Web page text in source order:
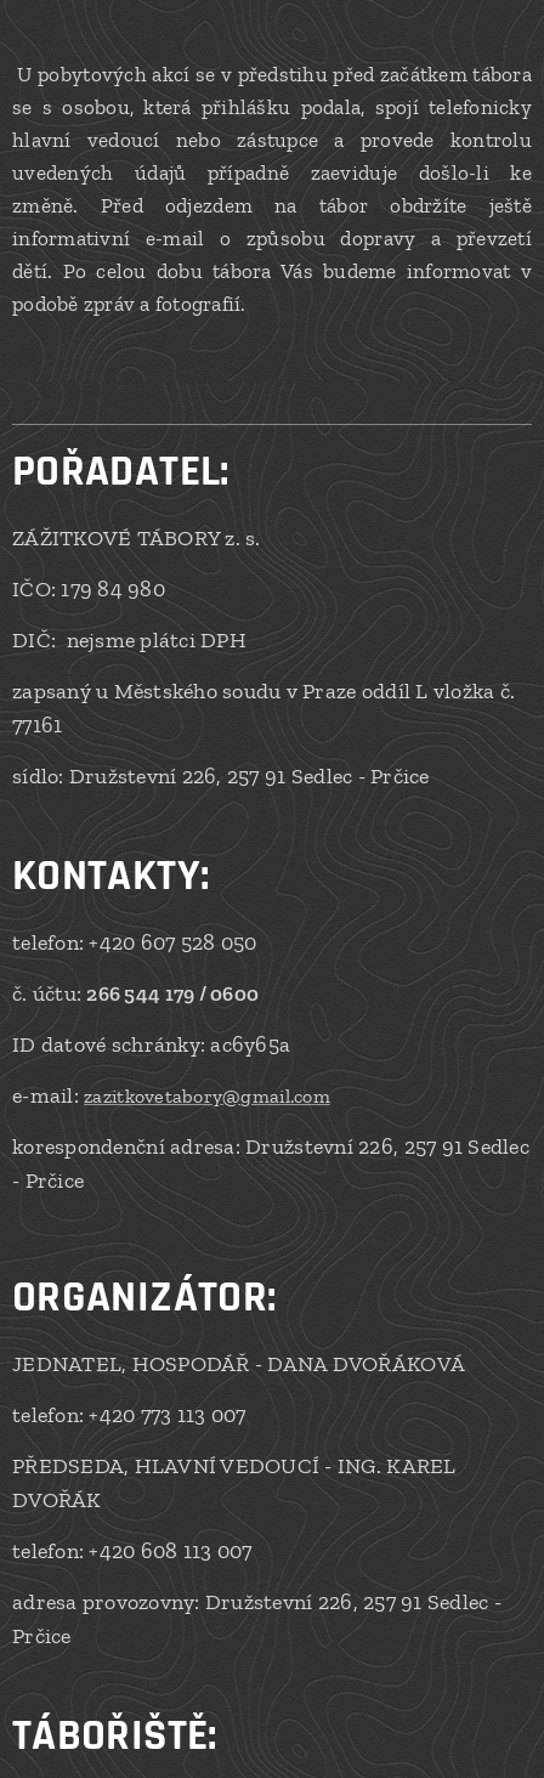
U pobytových akcí se v předstihu před začátkem tábora
se s osobou, která přihlášku podala, spojí telefonicky
hlavní vedoucí nebo zástupce a provede kontrolu
uvedených údajů případně zaeviduje došlo-li ke
změně. Před odjezdem na tábor obdržíte ještě
informativní e-mail o způsobu dopravy a převzetí
dětí. Po celou dobu tábora Vás budeme informovat v
podobě zpráv a fotografií.
POŘADATEL:
ZÁŽITKOVÉ TÁBORY z. s.
IČO: 179 84 980
DIČ: nejsme plátci DPH
zapsaný u Městského soudu v Praze oddíl L vložka č.
77161
sídlo: Družstevní 226, 257 91 Sedlec - Prčice
KONTAKTY:
telefon: +420 607 528 050
č. účtu:266 544 179 / 0600
ID datové schránky: ac6y65a
e-mail:zazitkovetabory@gmail.com
korespondenční adresa: Družstevní 226, 257 91 Sedlec
- Prčice
ORGANIZÁTOR:
JEDNATEL, HOSPODÁŘ - DANA DVOŘÁKOVÁ
telefon: +420 773 113 007
PŘEDSEDA, HLAVNÍ VEDOUCÍ - ING. KAREL
DVOŘÁK
telefon: +420 608 113 007
adresa provozovny: Družstevní 226, 257 91 Sedlec -
Prčice
TÁBOŘIŠTĚ: